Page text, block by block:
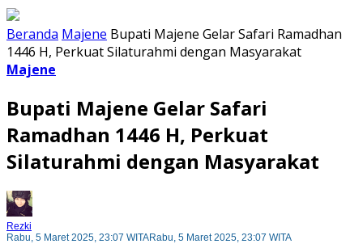
Beranda Majene Bupati Majene Gelar Safari Ramadhan
1446 H, Perkuat Silaturahmi dengan Masyarakat
Majene
Bupati Majene Gelar Safari
Ramadhan 1446 H, Perkuat
Silaturahmi dengan Masyarakat
Rezki
Rabu, 5 Maret 2025, 23:07 WITARabu, 5 Maret 2025, 23:07 WITA